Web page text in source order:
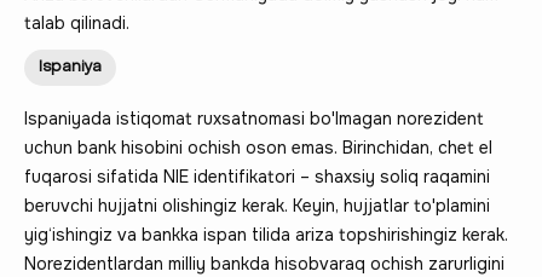
talab qilinadi.
Ispaniya
Ispaniyada istiqomat ruxsatnomasi bo'lmagan norezident
uchun bank hisobini ochish oson emas. Birinchidan, chet el
fuqarosi sifatida NIE identifikatori – shaxsiy soliq raqamini
beruvchi hujjatni olishingiz kerak. Keyin, hujjatlar to'plamini
yig‘ishingiz va bankka ispan tilida ariza topshirishingiz kerak.
Norezidentlardan milliy bankda hisobvaraq ochish zarurligini